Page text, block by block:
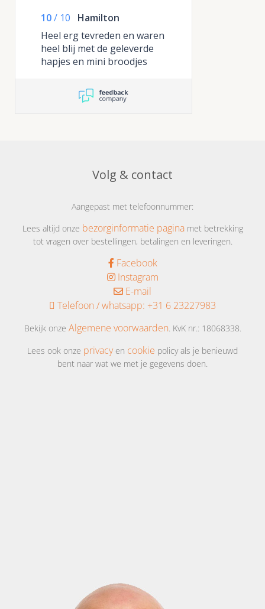
de burgers en de dumplings
gaan we er de volgende
keer extra bijbestellen want
die waren heerlijk
10/ 10
Hamilton
Heel erg tevreden en waren
heel blij met de geleverde
hapjes en mini broodjes
Volg & contact
Aangepast met telefoonnummer:
Lees altijd onze bezorginformatie paginamet betrekking
tot vragen over bestellingen, betalingen en leveringen.
Facebook
Instagram
E-mail
Telefoon / whatsapp: +31 6 23227983
Bekijk onze Algemene voorwaarden . KvK nr.: 18068338.
Lees ook onze privacyen cookie policy als je benieuwd
bent naar wat we met je gegevens doen.